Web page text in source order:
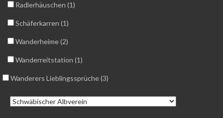
Radlerhäuschen (1)
Schäferkarren (1)
Wanderheime (2)
Wanderreitstation (1)
Wanderers Lieblingssprüche (3)